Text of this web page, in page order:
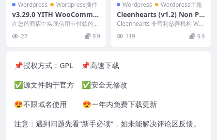
Wordpress Wordpress插件
v3.29.0 YITH WooCommer
ce Stripe Premium [Origin
al Version Number**] Acti
vated
在您的商店中实现信用卡付款的最
简单方法​ 您走进一家商店，选择
三件商品，然后走向...
27 9.9
Wordpress Wordpress主题
Cleenhearts (v1.2) Non Pr
ofit Charity WordPress Th
eme
Cleenhearts 非营利慈善机构 Wor
dPress 主题 是一个现代且专...
119 9.9
📌授权方式： GPL 📌高速下载
✅源文件购于官方 ✅安全无修改
😍不限域名使用 😍一年内免费下载更新
注意：遇到问题先看“新手必读”，如未能解决评论区反馈。